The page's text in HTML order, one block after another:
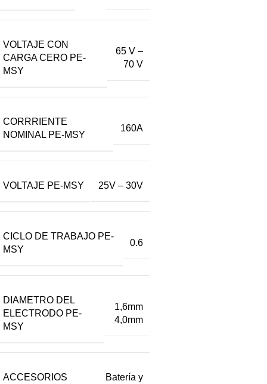
VOLTAJE CON
CARGA CERO PE-
MSY
65 V –
70 V
CORRRIENTE
NOMINAL PE-MSY
160A
VOLTAJE PE-MSY 25V – 30V
CICLO DE TRABAJO PE-
MSY
0.6
DIAMETRO DEL
ELECTRODO PE-
MSY
1,6mm
4,0mm
ACCESORIOS
Batería y